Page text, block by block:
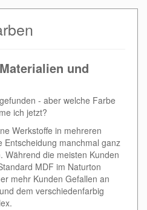
und
- aber welche Farbe
ich jetzt?
Werkstoffe in mehreren
Entscheidung manchmal ganz
Während die meisten Kunden
MDF im Naturton
mehr Kunden Gefallen an
dem verschiedenfarbig